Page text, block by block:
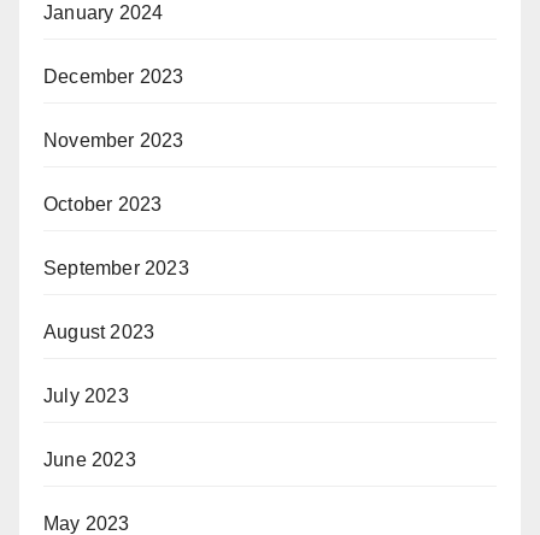
January 2024
December 2023
November 2023
October 2023
September 2023
August 2023
July 2023
June 2023
May 2023